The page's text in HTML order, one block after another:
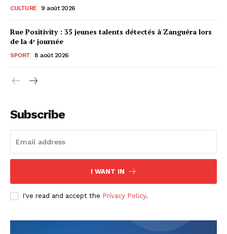
CULTURE 9 août 2026
Rue Positivity : 35 jeunes talents détectés à Zanguéra lors
de la 4ᵉ journée
SPORT 8 août 2026
Subscribe
I WANT IN
I've read and accept the Privacy Policy.